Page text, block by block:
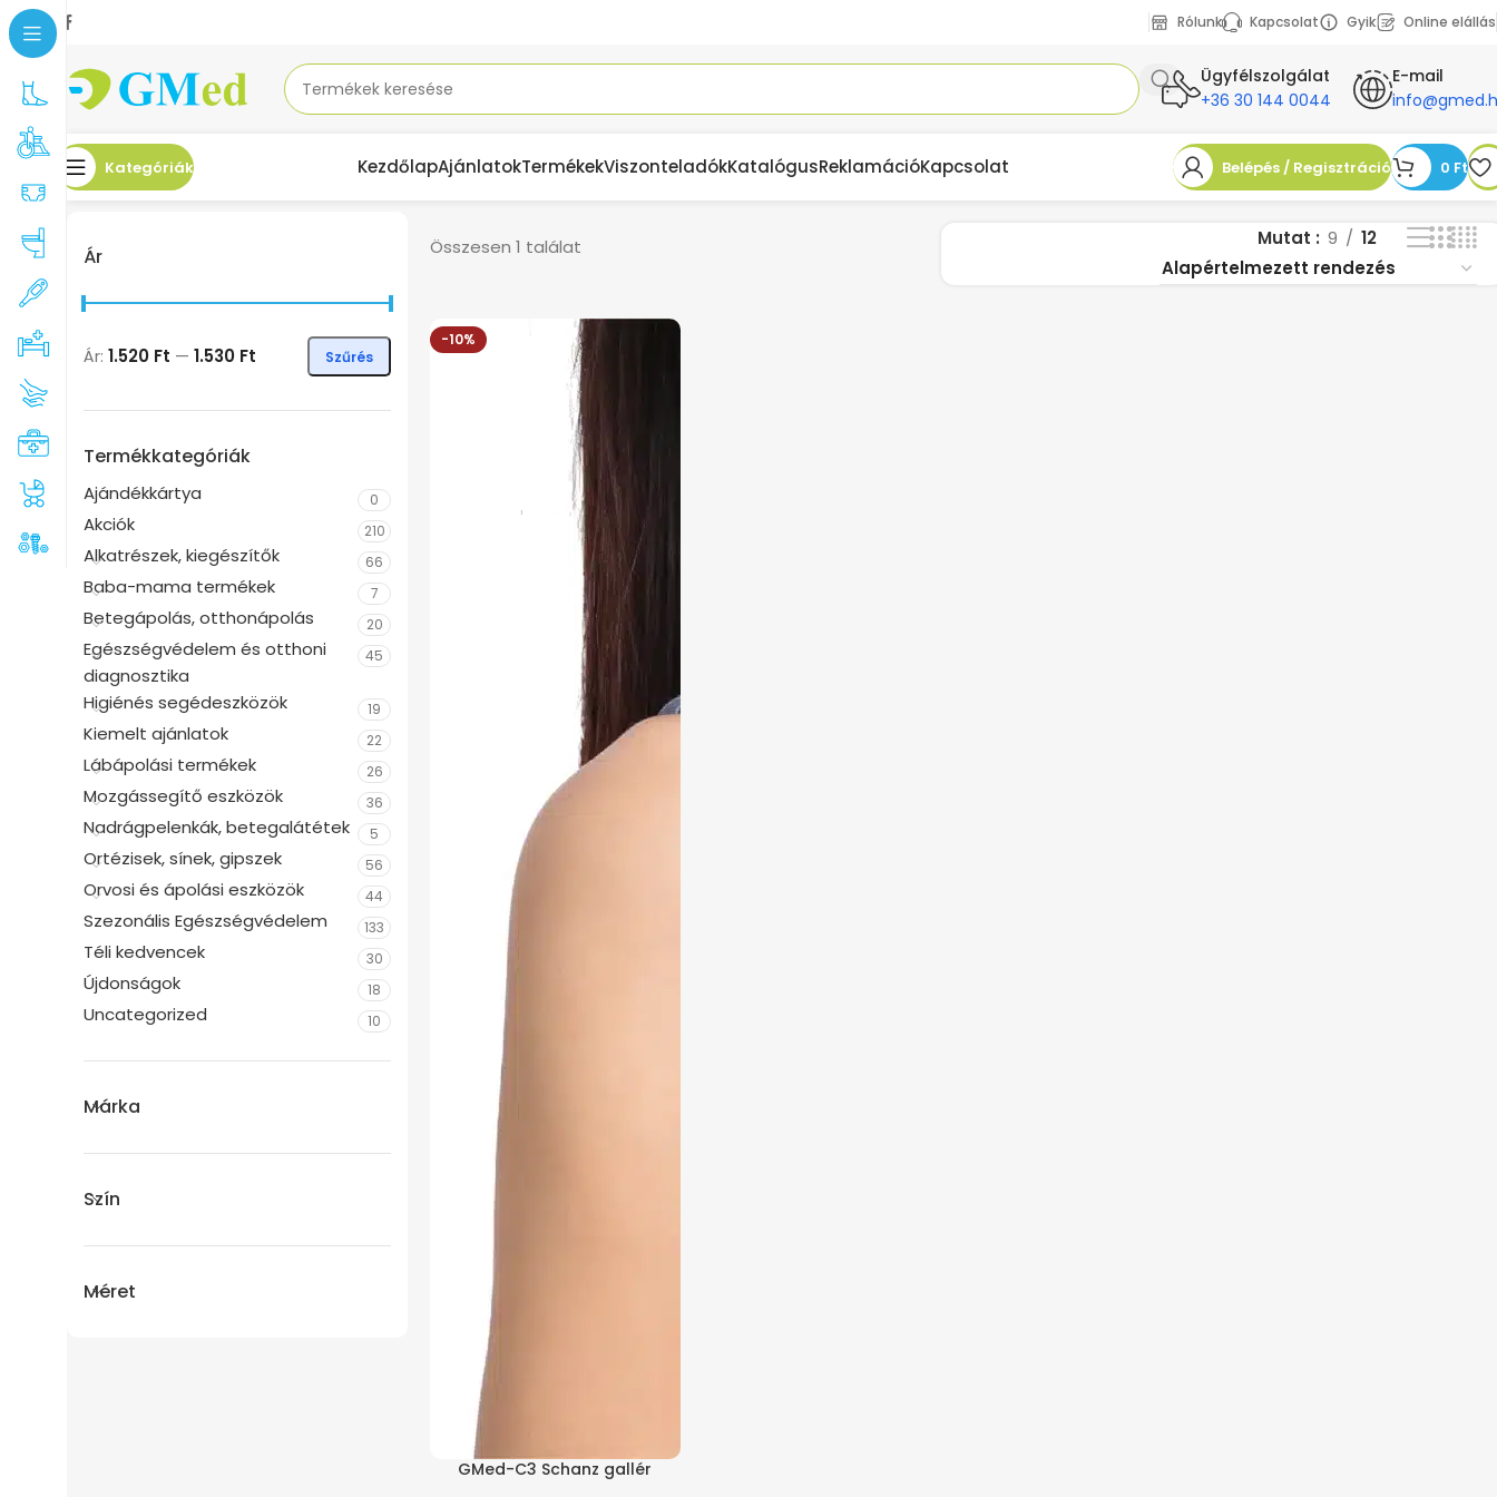
Rólunk Kapcsolat Gyik Online elállás
Ügyfélszolgálat
+36 30 144 0044
E-mail
Kategóriák KezdőlapAjánlatokTermékekViszonteladókKatalógusReklamációKapcsolat Belépés / Regisztráció 0 Ft
Ár
Szűrés
Ár: 1.520 Ft — 1.530 Ft
Termékkategóriák
Ajándékkártya 0
Akciók 210
Alkatrészek, kiegészítők 66
Baba-mama termékek 7
Betegápolás, otthonápolás 20
Egészségvédelem és otthoni
diagnosztika
45
Higiénés segédeszközök 19
Kiemelt ajánlatok 22
Lábápolási termékek 26
Mozgássegítő eszközök 36
Nadrágpelenkák, betegalátétek 5
Ortézisek, sínek, gipszek 56
Orvosi és ápolási eszközök 44
Szezonális Egészségvédelem 133
Téli kedvencek 30
Újdonságok 18
Uncategorized 10
Márka
Szín
Méret
Összesen 1 találat Mutat 9 12
-10%
GMed-C3 Schanz gallér